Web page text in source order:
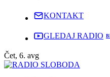
KONTAKT
GLEDAJ RADIO
Čet, 6. avg